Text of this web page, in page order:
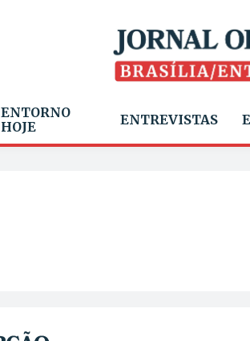
ENTORNO
HOJE
ENTREVISTAS